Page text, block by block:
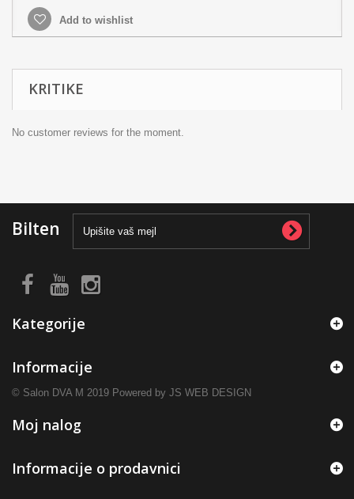
Add to wishlist
KRITIKE
No customer reviews for the moment.
Bilten
Kategorije
Informacije
© Salon DVA M 2019 Powered by JS WEB DESIGN
Moj nalog
Informacije o prodavnici